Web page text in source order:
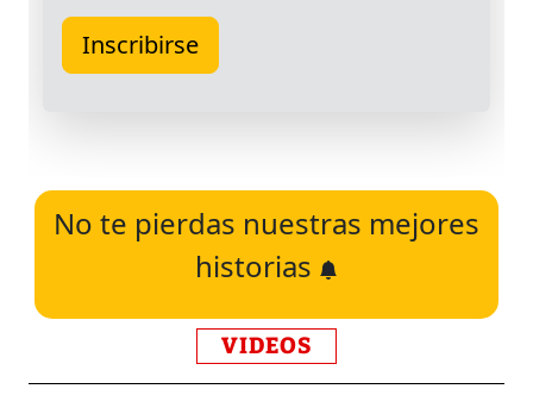
No te pierdas nuestras mejores
historias
VIDEOS